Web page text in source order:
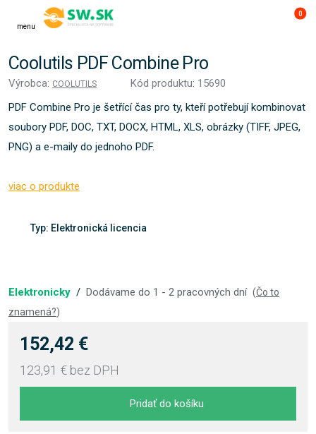
menu
0
Coolutils PDF Combine Pro
Výrobca: COOLUTILS
Kód produktu: 15690
PDF Combine Pro je šetřící čas pro ty, kteří potřebují kombinovat
soubory PDF, DOC, TXT, DOCX, HTML, XLS, obrázky (TIFF, JPEG,
PNG) a e-maily do jednoho PDF.
viac o produkte
Typ: Elektronická licencia
Elektronicky / Dodávame do 1 - 2 pracovných dní (Čo to
znamená?)
152,42 €
123,91 € bez DPH
Pridať do košíku